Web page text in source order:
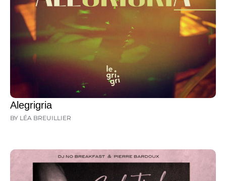
Alegrigria
BY LÉA BREUILLIER